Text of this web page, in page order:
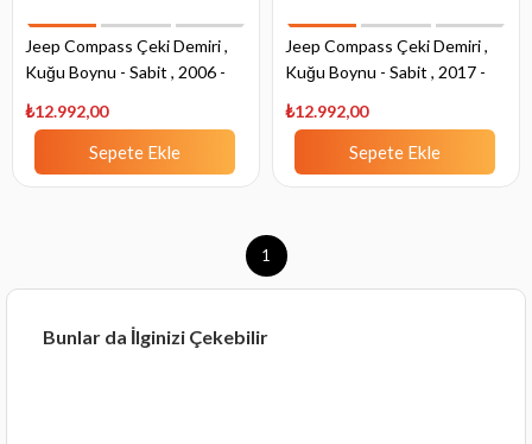
Jeep Compass Çeki Demiri ,
Kuğu Boynu - Sabit , 2006 -
₺12.992,00
Sepete Ekle
Jeep Compass Çeki Demiri ,
Kuğu Boynu - Sabit , 2017 -
₺12.992,00
Sepete Ekle
1
Bunlar da İlginizi Çekebilir